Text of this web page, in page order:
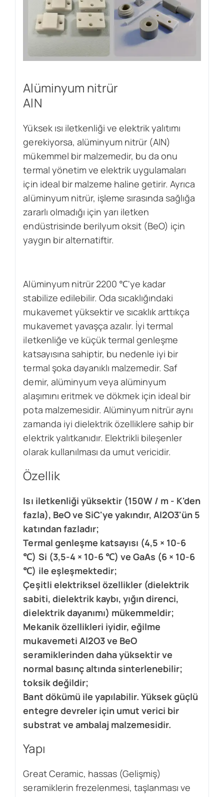
Alüminyum nitrür
AlN
Yüksek ısı iletkenliği ve elektrik yalıtımı
gerekiyorsa, alüminyum nitrür (AlN)
mükemmel bir malzemedir, bu da onu
termal yönetim ve elektrik uygulamaları
için ideal bir malzeme haline getirir. Ayrıca
alüminyum nitrür, işleme sırasında sağlığa
zararlı olmadığı için yarı iletken
endüstrisinde berilyum oksit (BeO) için
yaygın bir alternatiftir.
Alüminyum nitrür 2200 ℃'ye kadar
stabilize edilebilir. Oda sıcaklığındaki
mukavemet yüksektir ve sıcaklık arttıkça
mukavemet yavaşça azalır. İyi termal
iletkenliğe ve küçük termal genleşme
katsayısına sahiptir, bu nedenle iyi bir
termal şoka dayanıklı malzemedir. Saf
demir, alüminyum veya alüminyum
alaşımını eritmek ve dökmek için ideal bir
pota malzemesidir. Alüminyum nitrür aynı
zamanda iyi dielektrik özelliklere sahip bir
elektrik yalıtkanıdır. Elektrikli bileşenler
olarak kullanılması da umut vericidir.
Özellik
Isı iletkenliği yüksektir (150W / m - K'den
fazla), BeO ve SiC'ye yakındır, Al2O3'ün 5
katından fazladır;
Termal genleşme katsayısı (4,5 × 10-6
℃) Si (3,5-4 × 10-6 ℃) ve GaAs (6 × 10-6
℃) ile eşleşmektedir;
Çeşitli elektriksel özellikler (dielektrik
sabiti, dielektrik kaybı, yığın direnci,
dielektrik dayanımı) mükemmeldir;
Mekanik özellikleri iyidir, eğilme
mukavemeti Al2O3 ve BeO
seramiklerinden daha yüksektir ve
normal basınç altında sinterlenebilir;
toksik değildir;
Bant dökümü ile yapılabilir. Yüksek güçlü
entegre devreler için umut verici bir
substrat ve ambalaj malzemesidir.
Yapı
Great Ceramic, hassas (Gelişmiş)
seramiklerin frezelenmesi, taşlanması ve